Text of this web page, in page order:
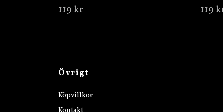
119 kr 119
Övrigt
Köpvillkor